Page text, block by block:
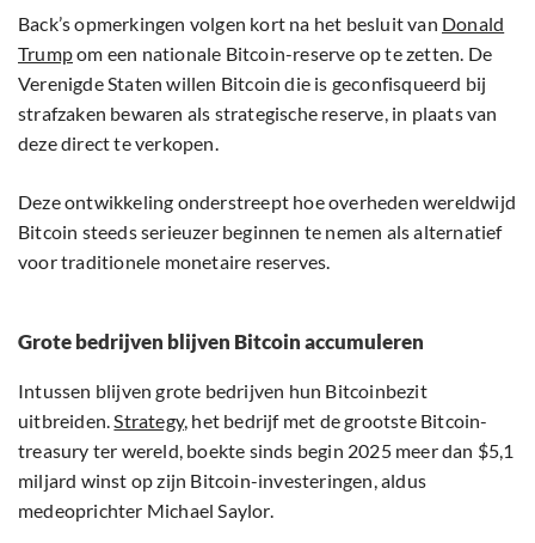
Back’s opmerkingen volgen kort na het besluit van Donald
Trumpom een nationale Bitcoin-reserve op te zetten. De
Verenigde Staten willen Bitcoin die is geconfisqueerd bij
strafzaken bewaren als strategische reserve, in plaats van
deze direct te verkopen.
Deze ontwikkeling onderstreept hoe overheden wereldwijd
Bitcoin steeds serieuzer beginnen te nemen als alternatief
voor traditionele monetaire reserves.
Grote bedrijven blijven Bitcoin accumuleren
Intussen blijven grote bedrijven hun Bitcoinbezit
uitbreiden.Strategy, het bedrijf met de grootste Bitcoin-
treasury ter wereld, boekte sinds begin 2025 meer dan $5,1
miljard winst op zijn Bitcoin-investeringen, aldus
medeoprichter Michael Saylor.